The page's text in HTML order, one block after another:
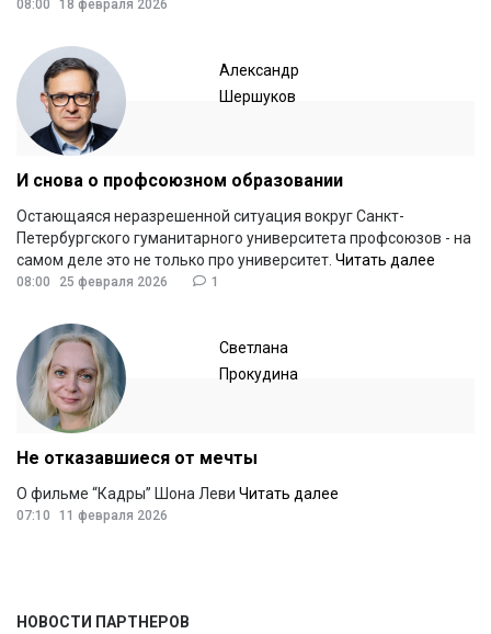
08:00 18 февраля 2026
Александр
Шершуков
И снова о профсоюзном образовании
Остающаяся неразрешенной ситуация вокруг Санкт-
Петербургского гуманитарного университета профсоюзов - на
самом деле это не только про университет. Читать далее
08:00 25 февраля 2026 1
Светлана
Прокудина
Не отказавшиеся от мечты
О фильме “Кадры” Шона Леви Читать далее
07:10 11 февраля 2026
НОВОСТИ ПАРТНЕРОВ